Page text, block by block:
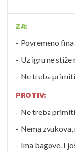
ZA:
Povremeno
Uz igru ne stiže
Ne treba
PROTIV:
Ne treba
Nema zvukova,
Ima bagove. I